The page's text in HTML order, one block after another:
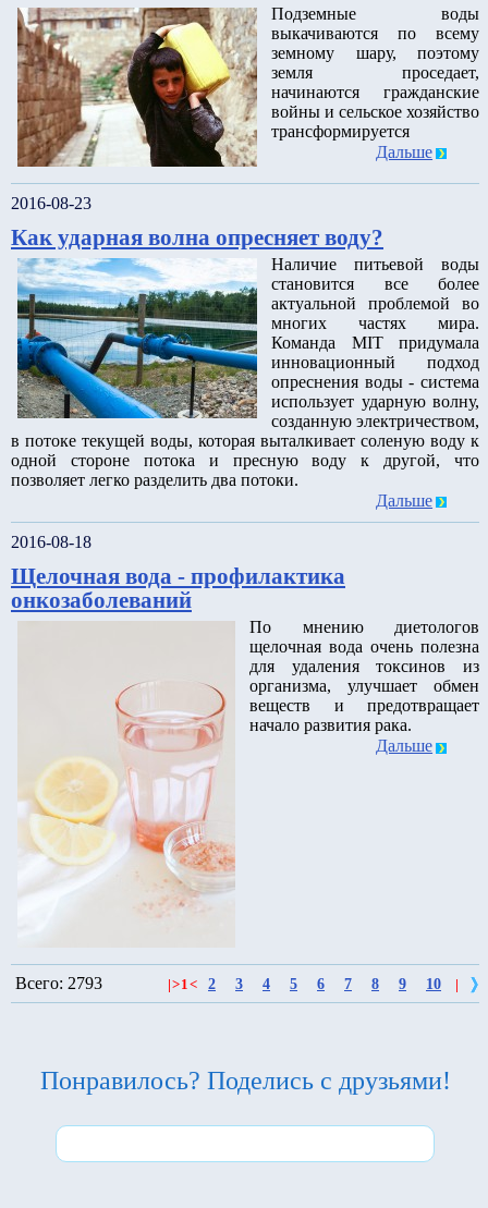
Подземные воды
выкачиваются по всему
земному шару, поэтому
земля проседает,
начинаются гражданские
войны и сельское хозяйство
трансформируется
Дальше
2016-08-23
Как ударная волна опресняет воду?
Наличие питьевой воды
становится все более
актуальной проблемой во
многих частях мира.
Команда MIT придумала
инновационный подход
опреснения воды - система
использует ударную волну,
созданную электричеством,
в потоке текущей воды, которая выталкивает соленую воду к
одной стороне потока и пресную воду к другой, что
позволяет легко разделить два потоки.
Дальше
2016-08-18
Щелочная вода - профилактика
онкозаболеваний
По мнению диетологов
щелочная вода очень полезна
для удаления токсинов из
организма, улучшает обмен
веществ и предотвращает
начало развития рака.
Дальше
Всего: 2793 >1< 2 3 4 5 6 7 8 9 10
Понравилось? Поделись с друзьями!